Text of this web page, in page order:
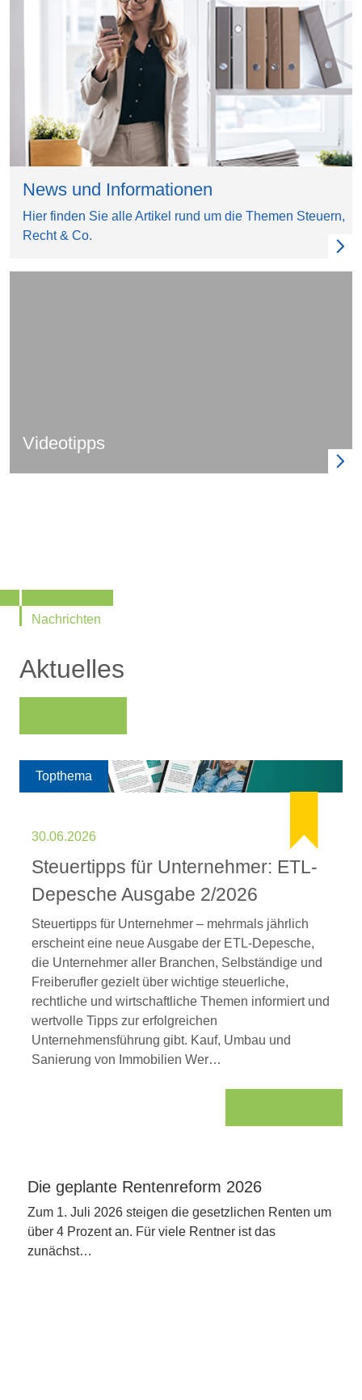
News und Informationen
Hier finden Sie alle Artikel rund um die Themen Steuern,
Recht & Co.
Videotipps
Nachrichten
Aktuelles
Topthema
30.06.2026
Steuertipps für Unternehmer: ETL-
Depesche Ausgabe 2/2026
Steuertipps für Unternehmer – mehrmals jährlich
erscheint eine neue Ausgabe der ETL-Depesche,
die Unternehmer aller Branchen, Selbständige und
Freiberufler gezielt über wichtige steuerliche,
rechtliche und wirtschaftliche Themen informiert und
wertvolle Tipps zur erfolgreichen
Unternehmensführung gibt. Kauf, Umbau und
Sanierung von Immobilien Wer…
Die geplante Rentenreform 2026
Zum 1. Juli 2026 steigen die gesetzlichen Renten um
über 4 Prozent an. Für viele Rentner ist das
zunächst…